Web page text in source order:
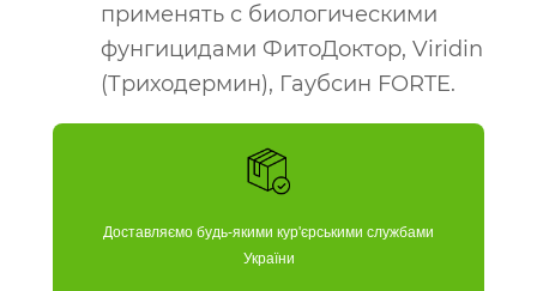
применять с биологическими
фунгицидами ФитоДоктор, Viridin
(Триходермин), Гаубсин FORTE.
Доставляємо будь-якими кур'єрськими службами
України